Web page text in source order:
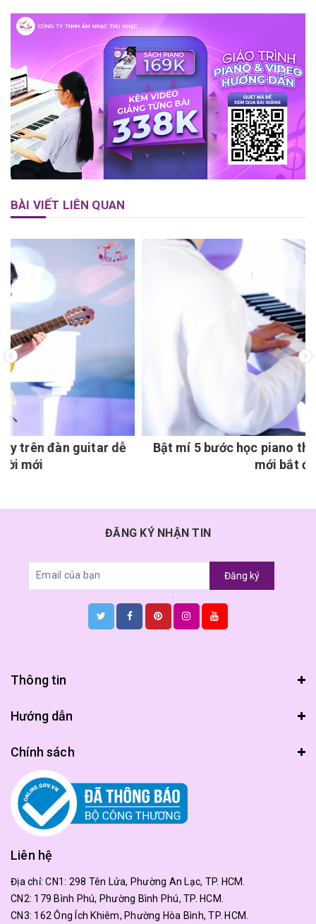
BÀI VIẾT LIÊN QUAN
Bật mí 5 bước học piano thành công cho người
ĐĂNG KÝ NHẬN TIN
Đăng ký
Thông tin
Hướng dẫn
Chính sách
Liên hệ
Địa chỉ:CN1: 298 Tên Lửa, Phường An Lạc, TP. HCM.
CN2: 179 Bình Phú, Phường Bình Phú, TP. HCM.
CN3: 162 Ông Ích Khiêm, Phường Hòa Bình, TP. HCM.